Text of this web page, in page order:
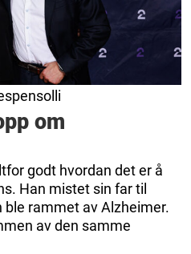
om
godt hvordan det er å
Han mistet sin far til
rammet av Alzheimer.
av den samme